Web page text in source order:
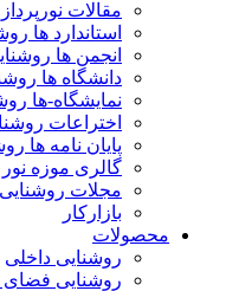
مقالات
استاندارد ها
انجمن ها
دانشگاه ها
نمایشگاه-ها
اختراعات
پایان نامه ها
گالری موزه نور
مجلات روشنایی
بازارکار
محصولات
روشنایی داخلی
روشنایی